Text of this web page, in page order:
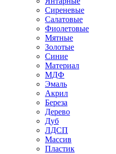
Сиреневые
Салатовые
Фиолетовые
Мятные
Золотые
Синие
Материал
МДФ
Эмаль
Акрил
Береза
Дерево
Дуб
ЛДСП
Массив
Пластик